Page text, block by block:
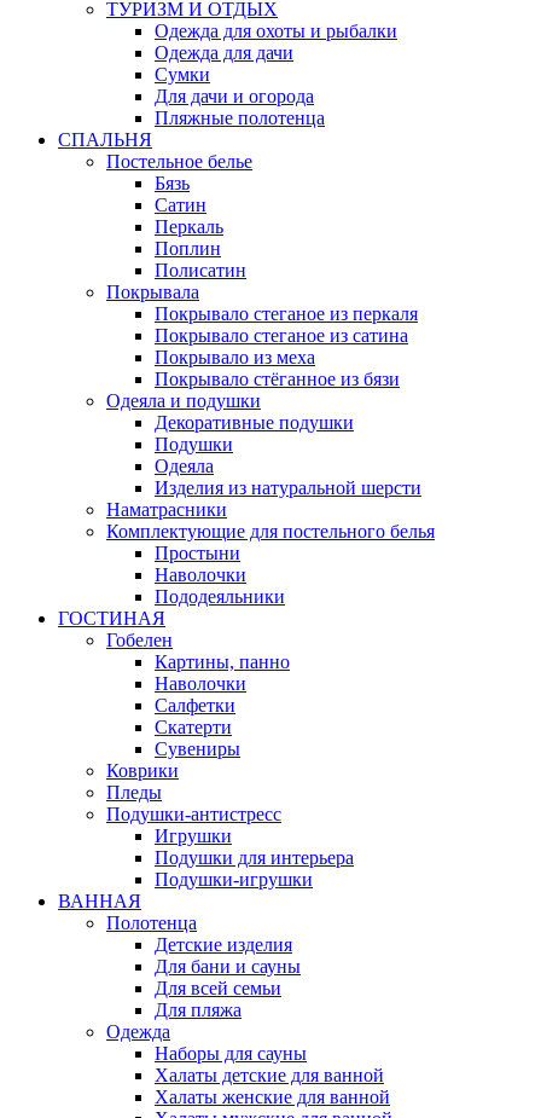
ТУРИЗМ И ОТДЫХ
Одежда для охоты и рыбалки
Одежда для дачи
Сумки
Для дачи и огорода
Пляжные полотенца
СПАЛЬНЯ
Постельное белье
Бязь
Сатин
Перкаль
Поплин
Полисатин
Покрывала
Покрывало стеганое из перкаля
Покрывало стеганое из сатина
Покрывало из меха
Покрывало стёганное из бязи
Одеяла и подушки
Декоративные подушки
Подушки
Одеяла
Изделия из натуральной шерсти
Наматраcники
Комплектующие для постельного белья
Простыни
Наволочки
Пододеяльники
ГОСТИНАЯ
Гобелен
Картины, панно
Наволочки
Салфетки
Скатерти
Сувениры
Коврики
Пледы
Подушки-антистресс
Игрушки
Подушки для интерьера
Подушки-игрушки
ВАННАЯ
Полотенца
Детские изделия
Для бани и сауны
Для всей семьи
Для пляжа
Одежда
Наборы для сауны
Халаты детские для ванной
Халаты женские для ванной